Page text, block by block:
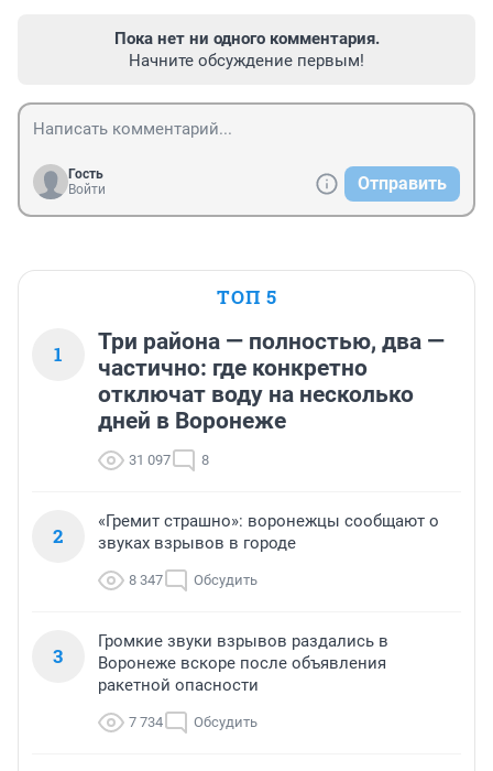
Пока нет ни одного комментария.
Начните обсуждение первым!
Гость
Войти
Отправить
ТОП 5
1
Три района — полностью, два —
частично: где конкретно
отключат воду на несколько
дней в Воронеже
31 097 8
2
«Гремит страшно»: воронежцы сообщают о
звуках взрывов в городе
8 347 Обсудить
3
Громкие звуки взрывов раздались в
Воронеже вскоре после объявления
ракетной опасности
7 734 Обсудить